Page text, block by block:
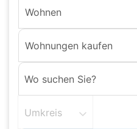
Wohnen
Wohnungen kaufen
Umkreis